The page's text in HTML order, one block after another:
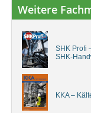
Weitere
SHK Profi
SHK-
KKA –